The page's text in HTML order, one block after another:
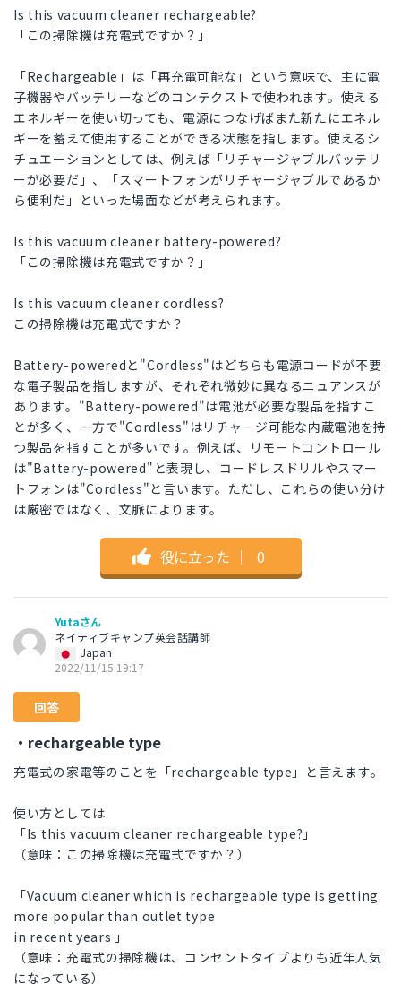
Is this vacuum cleaner rechargeable?
「この掃除機は充電式ですか？」
「Rechargeable」は「再充電可能な」という意味で、主に電
子機器やバッテリーなどのコンテクストで使われます。使える
エネルギーを使い切っても、電源につなげばまた新たにエネル
ギーを蓄えて使用することができる状態を指します。使えるシ
チュエーションとしては、例えば「リチャージャブルバッテリ
ーが必要だ」、「スマートフォンがリチャージャブルであるか
ら便利だ」といった場面などが考えられます。
Is this vacuum cleaner battery-powered?
「この掃除機は充電式ですか？」
Is this vacuum cleaner cordless?
この掃除機は充電式ですか？
Battery-poweredと"Cordless"はどちらも電源コードが不要
な電子製品を指しますが、それぞれ微妙に異なるニュアンスが
あります。"Battery-powered"は電池が必要な製品を指すこ
とが多く、一方で"Cordless"はリチャージ可能な内蔵電池を持
つ製品を指すことが多いです。例えば、リモートコントロール
は"Battery-powered"と表現し、コードレスドリルやスマー
トフォンは"Cordless"と言います。ただし、これらの使い分け
は厳密ではなく、文脈によります。
役に立った ｜ 0
Yutaさん
ネイティブキャンプ英会話講師
Japan
2022/11/15 19:17
回答
・rechargeable type
充電式の家電等のことを「rechargeable type」と言えます。
使い方としては
「Is this vacuum cleaner rechargeable type?」
（意味：この掃除機は充電式ですか？）
「Vacuum cleaner which is rechargeable type is getting
more popular than outlet type
in recent years 」
（意味：充電式の掃除機は、コンセントタイプよりも近年人気
になっている）